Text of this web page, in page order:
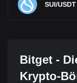
SUI/USDT
Bitget -
Krypto-